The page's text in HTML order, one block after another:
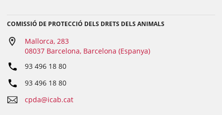
COMISSIÓ DE PROTECCIÓ DELS DRETS DELS ANIMALS
Mallorca, 283
08037 Barcelona, Barcelona (Espanya)
93 496 18 80
93 496 18 80
cpda@icab.cat